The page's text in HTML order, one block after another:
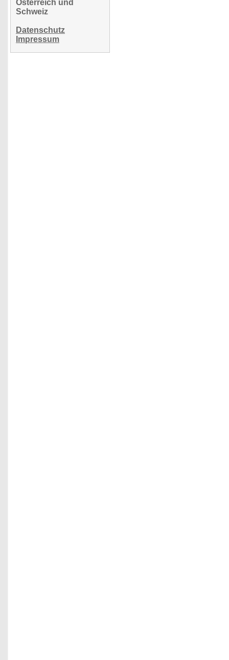
Österreich und
Schweiz
Datenschutz
Impressum